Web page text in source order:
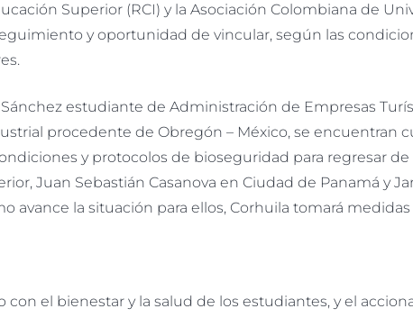
Superior (RCI) y la Asociación Colombiana de
y oportunidad de vincular, según las
estudiante de Administración de Empresas
procedente de Obregón – México, se encuentran
y protocolos de bioseguridad para regresar
Juan Sebastián Casanova en Ciudad de Panamá y
avance la situación para ellos, Corhuila tomará medidas
con el bienestar y la salud de los estudiantes, y el